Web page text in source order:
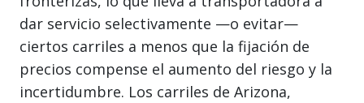
dar servicio selectivamente —o evitar—
ciertos carriles a menos que la fijación de
precios compense el aumento del riesgo y la
incertidumbre. Los carriles de Arizona,